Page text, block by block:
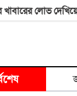
লোভ দেখিয়ে